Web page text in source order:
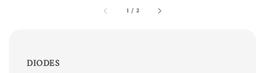
1 / 2
DIODES